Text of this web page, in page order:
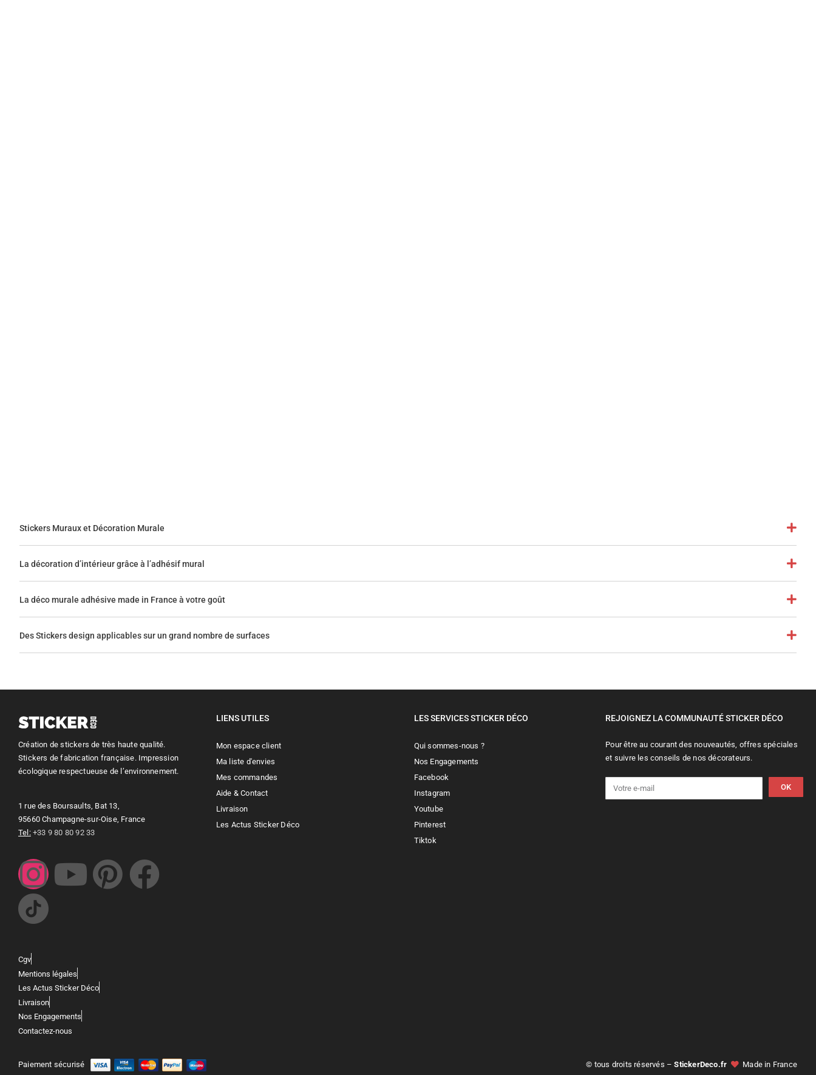
Stickers Muraux et Décoration Murale
La décoration d’intérieur grâce à l’adhésif mural
La déco murale adhésive made in France à votre goût
Des Stickers design applicables sur un grand nombre de surfaces
Création de stickers de très haute qualité.
Stickers de fabrication française. Impression
écologique respectueuse de l’environnement.
1 rue des Boursaults, Bat 13,
95660 Champagne-sur-Oise, France
Tel: +33 9 80 80 92 33
LIENS UTILES
Mon espace client
Ma liste d'envies
Mes commandes
Aide & Contact
Livraison
Les Actus Sticker Déco
LES SERVICES STICKER DÉCO
Qui sommes-nous ?
Nos Engagements
Facebook
Instagram
Youtube
Pinterest
Tiktok
REJOIGNEZ LA COMMUNAUTÉ STICKER DÉCO
Pour être au courant des nouveautés, offres spéciales
et suivre les conseils de nos décorateurs.
OK
Cgv
Mentions légales
Les Actus Sticker Déco
Livraison
Nos Engagements
Contactez-nous
Paiement sécurisé © tous droits réservés –StickerDeco.fr Made in France